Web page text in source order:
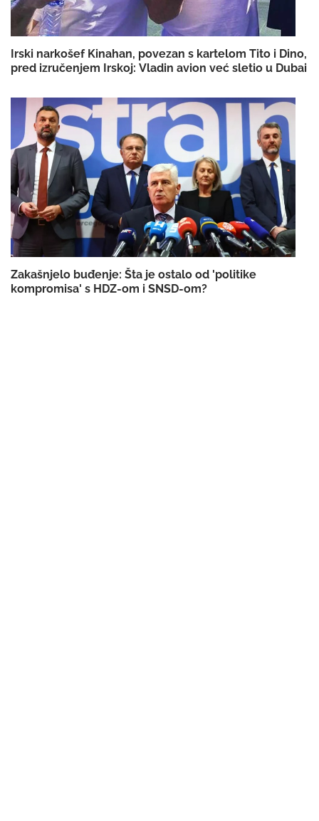
Irski narkošef Kinahan, povezan s kartelom Tito i Dino,
pred izručenjem Irskoj: Vladin avion već sletio u Dubai
Zakašnjelo buđenje: Šta je ostalo od 'politike
kompromisa' s HDZ-om i SNSD-om?